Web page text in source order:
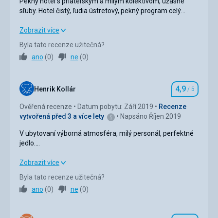
Google Translate
sľuby. Hotel čistý, ľudia ústretový, pekný program celý
Pekný hotel s priateľským a milým kolektívom, úžasné
sľuby. Hotel čistý, ľudia ústretový, pekný program celý
týždeň :)
Ubytování 5,0/ 5
Okolí 4,0
Cena
Pláž
Pláž pekná, kamienkovo- piesková, slnečníky za minimálny
poplatok :)
Zobrazit více
Byla tato recenze užitečná?
ano (0) ne (0)
Henrik Kollár Hodnocení
4,9 / 5
Ověřená recenze Datum pobytu: Září 2019
Recenze
vytvořená před 3 a více lety
Napsáno Říjen 2019
V ubytovaní výborná atmosféra, milý personál, perfektné
jedlo.
na to pozor.
V ubytovaní výborná atmosféra, milý personál, perfektné
jedlo.
Veľmi velké množstvo detí, ak to niekomu nevyhovuje, tak
na to pozor.
Zobrazit více
Byla tato recenze užitečná?
ano (0) ne (0)